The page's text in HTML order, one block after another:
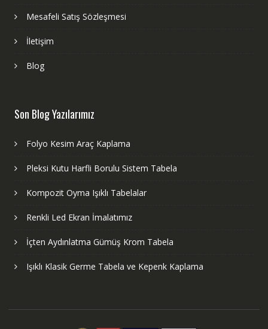
Mesafeli Satış Sözleşmesi
İletişim
Blog
Son Blog Yazılarımız
Folyo Kesim Araç Kaplama
Pleksi Kutu Harfli Borulu Sistem Tabela
Kompozit Oyma Işıklı Tabelalar
Renkli Led Ekran İmalatımız
İçten Aydınlatma Gümüş Krom Tabela
Işıklı Klasik Germe Tabela ve Kepenk Kaplama